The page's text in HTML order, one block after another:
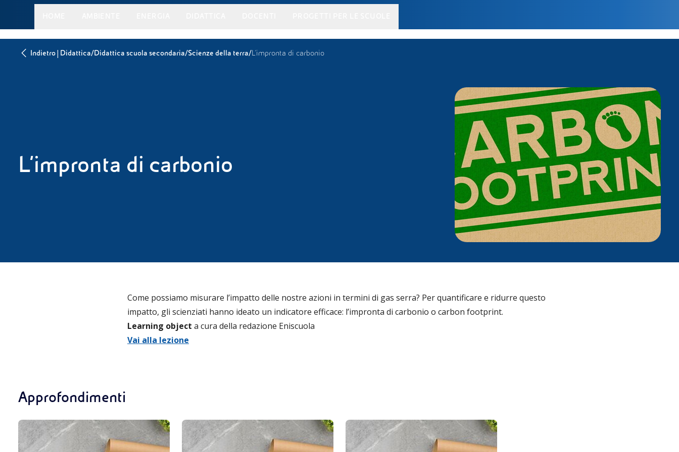
Indietro| Didattica/Didattica scuola secondaria/Scienze della terra/L’impronta di carbonio
L’impronta di carbonio
Come possiamo misurare l’impatto delle nostre azioni in termini di gas serra? Per quantificare e ridurre questo
impatto, gli scienziati hanno ideato un indicatore efficace: l’impronta di carbonio o carbon footprint.
Learning object a cura della redazione Eniscuola
Vai alla lezione
Approfondimenti